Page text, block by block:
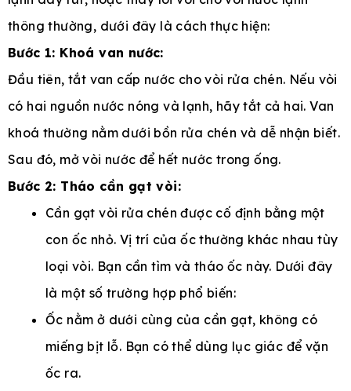
thông thường, dưới đây là cách thực hiện:
Bước 1: Khoá van nước:
Đầu tiên, tắt van cấp nước cho vòi rửa chén. Nếu vòi
có hai nguồn nước nóng và lạnh, hãy tắt cả hai. Van
khoá thường nằm dưới bồn rửa chén và dễ nhận biết.
Sau đó, mở vòi nước để hết nước trong ống.
Bước 2: Tháo cần gạt vòi:
Cần gạt vòi rửa chén được cố định bằng một
con ốc nhỏ. Vị trí của ốc thường khác nhau tùy
loại vòi. Bạn cần tìm và tháo ốc này. Dưới đây
là một số trường hợp phổ biến:
Ốc nằm ở dưới cùng của cần gạt, không có
miếng bịt lỗ. Bạn có thể dùng lục giác để vặn
ốc ra.